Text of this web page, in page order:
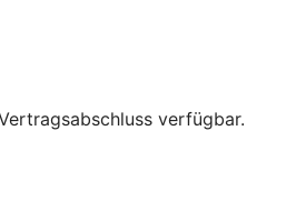
verfügbar.